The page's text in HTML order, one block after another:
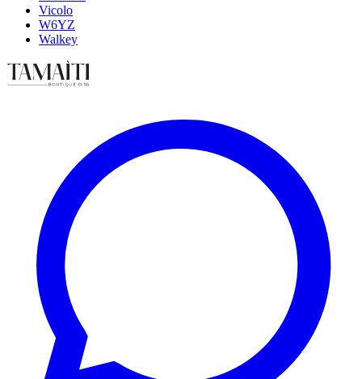
Vicolo
W6YZ
Walkey